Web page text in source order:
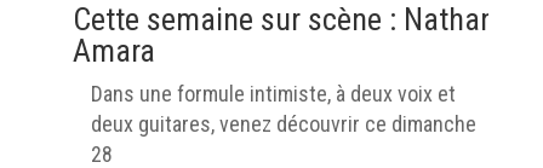
Cette semaine sur scène : Nathan
Amara
Dans une formule intimiste, à deux voix et
deux guitares, venez découvrir ce dimanche
28